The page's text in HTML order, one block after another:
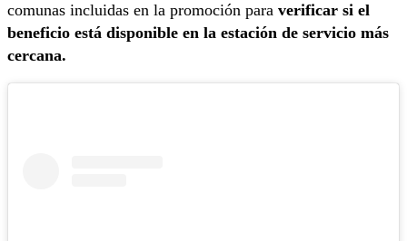
comunas incluidas en la promoción para verificar si el
beneficio está disponible en la estación de servicio más
cercana.